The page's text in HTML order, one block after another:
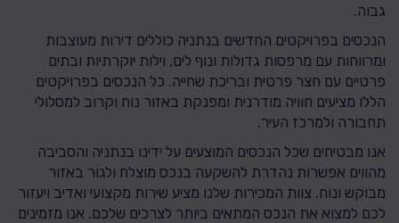
גבוה.
הנכסים בפרויקטים החדשים בנתניה כוללים דירות מעוצבות
ומרווחות עם מרפסות גדולות ונוף לים, וילות יוקרתיות ובתים
פרטיים עם חצר פרטית ובריכת שחייה. כל הנכסים בפרויקטים
הללו מציעים חוויה מודרנית ומפנקת באזור נוח וקרוב למסלולי
תחבורה ולמרכז העיר.
אנו מבטיחים שכל הנכסים המוצעים על ידינו בנתניה והסביבה
מהווים אפשרות נהדרת להשקעה בנכס מוצלח ולגור באזור
מבוקש ונוח. צוות המכירות שלנו מציע שירות מקצועי ואדיב ויעזור
לכם למצוא את הנכס המתאים ביותר לצרכים שלכם. אנו מזמינים